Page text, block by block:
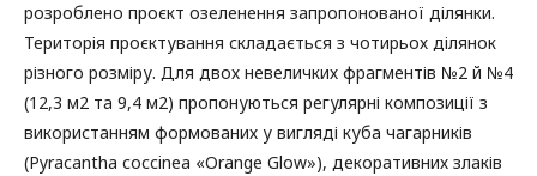
розроблено проєкт озеленення запропонованої ділянки.
Територія проєктування складається з чотирьох ділянок
різного розміру. Для двох невеличких фрагментів №2 й №4
(12,3 м2 та 9,4 м2) пропонуються регулярні композиції з
використанням формованих у вигляді куба чагарників
(Pyracantha coccinea «Orange Glow»), декоративних злаків